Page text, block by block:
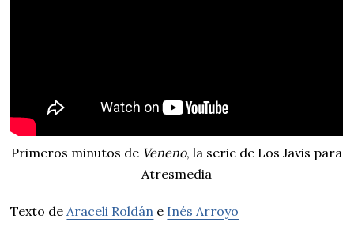
Primeros minutos de Veneno, la serie de Los Javis para
Atresmedia
Texto deAraceli Roldán e Inés Arroyo